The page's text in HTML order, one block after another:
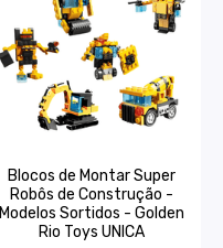
Blocos de Montar Super
Robôs de Construção -
Modelos Sortidos - Golden
Rio Toys UNICA